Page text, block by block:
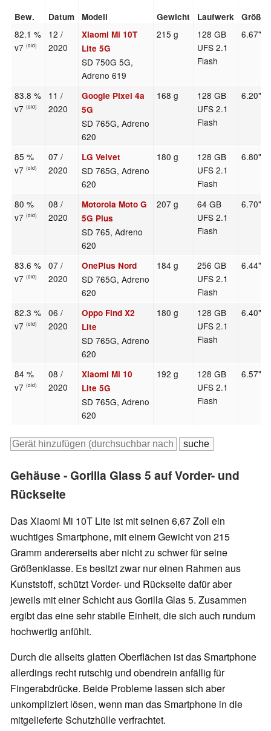
Bew. Datum Modell Gewicht Laufwerk Größe
82.1 %
v7(old)
12 /
2020
Xiaomi Mi 10T
Lite 5G
SD 750G 5G,
Adreno 619
215 g
128 GB
UFS 2.1
Flash
6.67"
83.8 %
v7(old)
11 /
2020
Google Pixel 4a
5G
SD 765G, Adreno
620
168 g
128 GB
UFS 2.1
Flash
6.20"
85 %
v7(old)
07 /
2020
LG Velvet
SD 765G, Adreno
620
180 g
128 GB
UFS 2.1
Flash
6.80"
80 %
v7(old)
08 /
2020
Motorola Moto G
5G Plus
SD 765, Adreno
620
207 g
64 GB
UFS 2.1
Flash
6.70"
83.6 %
v7(old)
07 /
2020
OnePlus Nord
SD 765G, Adreno
620
184 g
256 GB
UFS 2.1
Flash
6.44"
82.3 %
v7(old)
06 /
2020
Oppo Find X2
Lite
SD 765G, Adreno
620
180 g
128 GB
UFS 2.1
Flash
6.40"
84 %
v7(old)
08 /
2020
Xiaomi Mi 10
Lite 5G
SD 765G, Adreno
620
192 g
128 GB
UFS 2.1
Flash
6.57"
Gehäuse - Gorilla Glass 5 auf Vorder- und
Rückseite
Das Xiaomi Mi 10T Lite ist mit seinen 6,67 Zoll ein
wuchtiges Smartphone, mit einem Gewicht von 215
Gramm andererseits aber nicht zu schwer für seine
Größenklasse. Es besitzt zwar nur einen Rahmen aus
Kunststoff, schützt Vorder- und Rückseite dafür aber
jeweils mit einer Schicht aus Gorilla Glas 5. Zusammen
ergibt das eine sehr stabile Einheit, die sich auch rundum
hochwertig anfühlt.
Durch die allseits glatten Oberflächen ist das Smartphone
allerdings recht rutschig und obendrein anfällig für
Fingerabdrücke. Beide Probleme lassen sich aber
unkompliziert lösen, wenn man das Smartphone in die
mitgelieferte Schutzhülle verfrachtet.